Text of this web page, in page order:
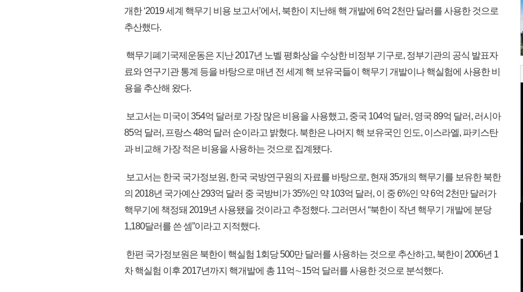
개한 ‘2019 세계 핵무기 비용 보고서’에서, 북한이 지난해 핵 개발에 6억 2천만 달러를 사용한 것으로
추산했다.
핵무기폐기국제운동은 지난 2017년 노벨 평화상을 수상한 비정부 기구로, 정부기관의 공식 발표자
료와 연구기관 통계 등을 바탕으로 매년 전 세계 핵 보유국들이 핵무기 개발이나 핵실험에 사용한 비
용을 추산해 왔다.
보고서는 미국이 354억 달러로 가장 많은 비용을 사용했고, 중국 104억 달러, 영국 89억 달러, 러시아
85억 달러, 프랑스 48억 달러 순이라고 밝혔다. 북한은 나머지 핵 보유국인 인도, 이스라엘, 파키스탄
과 비교해 가장 적은 비용을 사용하는 것으로 집계됐다.
보고서는 한국 국가정보원, 한국 국방연구원의 자료를 바탕으로, 현재 35개의 핵무기를 보유한 북한
의 2018년 국가예산 293억 달러 중 국방비가 35%인 약 103억 달러, 이 중 6%인 약 6억 2천만 달러가
핵무기에 책정돼 2019년 사용됐을 것이라고 추정했다. 그러면서 “북한이 작년 핵무기 개발에 분당
1,180달러를 쓴 셈”이라고 지적했다.
한편 국가정보원은 북한이 핵실험 1회당 500만 달러를 사용하는 것으로 추산하고, 북한이 2006년 1
차 핵실험 이후 2017년까지 핵개발에 총 11억∼15억 달러를 사용한 것으로 분석했다.